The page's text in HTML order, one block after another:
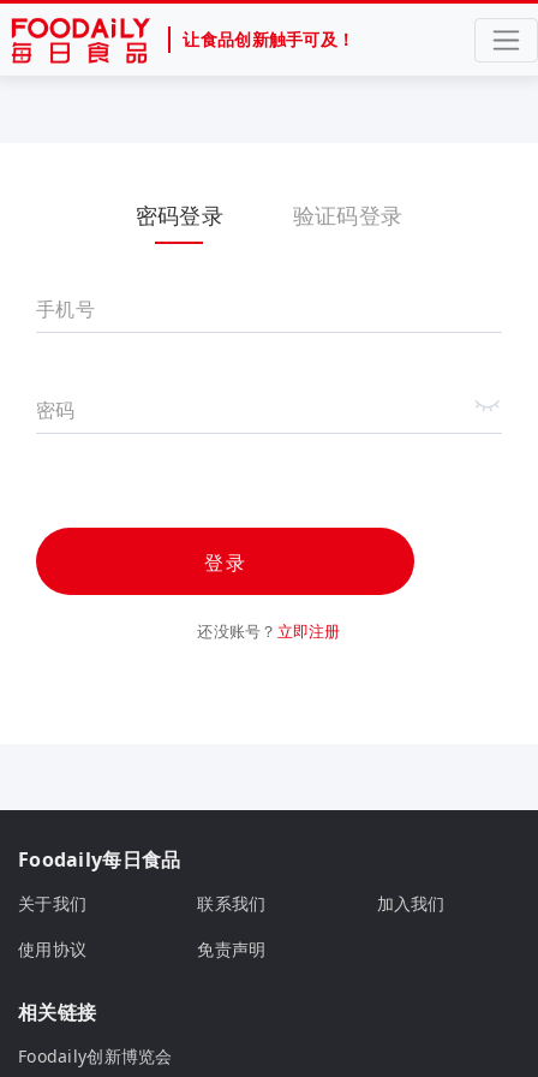
让食品创新触手可及！
密码登录 验证码登录
手机号
密码
登录
还没账号？ 立即注册
Foodaily每日食品
关于我们 联系我们
加入我们
使用协议
免责声明
相关链接
Foodaily创新博览会